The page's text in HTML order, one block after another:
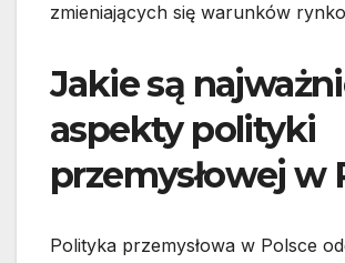
zmieniających się warunków
Jakie są
aspekty polityki
przemysłowej w
Polityka przemysłowa w Polsce